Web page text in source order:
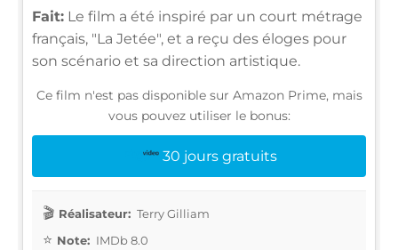
Fait: Le film a été inspiré par un court métrage
français, "La Jetée", et a reçu des éloges pour
son scénario et sa direction artistique.
Ce film n'est pas disponible sur Amazon Prime, mais
vous pouvez utiliser le bonus:
30 jours gratuits
Réalisateur: Terry Gilliam
Note: IMDb 8.0